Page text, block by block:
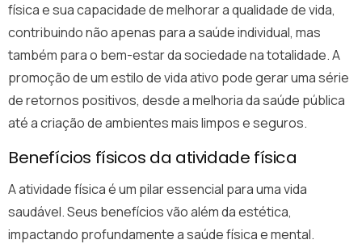
física e sua capacidade de melhorar a qualidade de vida,
contribuindo não apenas para a saúde individual, mas
também para o bem-estar da sociedade na totalidade. A
promoção de um estilo de vida ativo pode gerar uma série
de retornos positivos, desde a melhoria da saúde pública
até a criação de ambientes mais limpos e seguros.
Benefícios físicos da atividade física
A atividade física é um pilar essencial para uma vida
saudável. Seus benefícios vão além da estética,
impactando profundamente a saúde física e mental.